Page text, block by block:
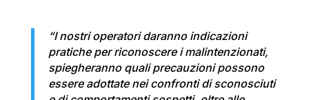
“I nostri operatori daranno indicazioni
pratiche per riconoscere i malintenzionati,
spiegheranno quali precauzioni possono
essere adottate nei confronti di sconosciuti